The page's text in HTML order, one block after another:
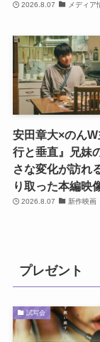
2026.8.07 メディア
安田章大×のん
行と垂直』兄妹
さな変化が訪れ
り取った本編映
2026.8.07 新作映画
プレゼント
試写会